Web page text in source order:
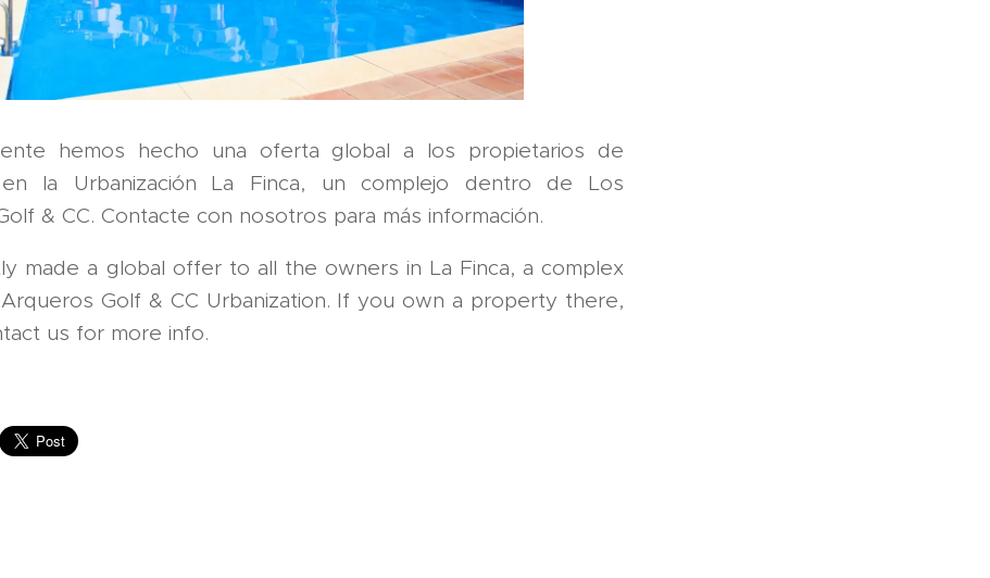
hemos hecho una oferta global a los propietarios de
la Urbanización La Finca, un complejo dentro de Los
& CC. Contacte con nosotros para más información.
made a global offer to all the owners in La Finca, a complex
Golf & CC Urbanization. If you own a property there,
us for more info.